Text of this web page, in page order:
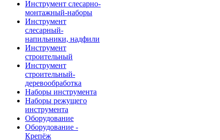
Инструмент слесарно-
монтажный-наборы
Инструмент
слесарный-
напильники, надфили
Инструмент
строительный
Инструмент
строительный-
деревообработка
Наборы инструмента
Наборы режущего
инструмента
Оборудование
Оборудование -
Крепёж